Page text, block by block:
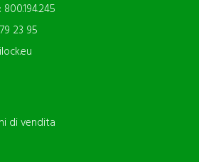
23 95
di vendita